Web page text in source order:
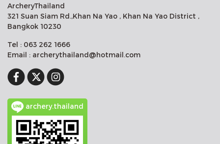
ArcheryThailand
321 Suan Siam Rd.,Khan Na Yao , Khan Na Yao District ,
Bangkok 10230
Tel : 063 262 1666
Email : archerythailand@hotmail.com
archery.thailand